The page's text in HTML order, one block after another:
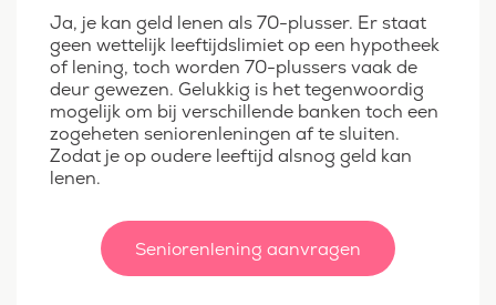
Ja, je kan geld lenen als 70-plusser. Er staat
geen wettelijk leeftijdslimiet op een hypotheek
of lening, toch worden 70-plussers vaak de
deur gewezen. Gelukkig is het tegenwoordig
mogelijk om bij verschillende banken toch een
zogeheten seniorenleningen af te sluiten.
Zodat je op oudere leeftijd alsnog geld kan
lenen.
Seniorenlening aanvragen